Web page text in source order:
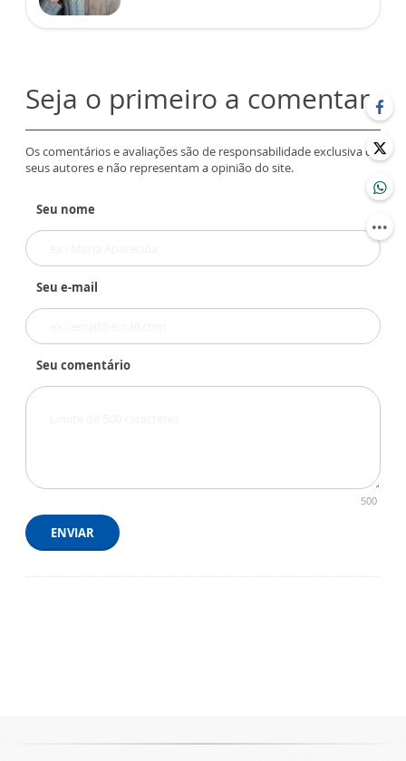
Seja o primeiro a comentar
Os comentários e avaliações são de responsabilidade exclusiva de
seus autores e não representam a opinião do site.
Seu nome
Seu e-mail
Seu comentário
500
ENVIAR